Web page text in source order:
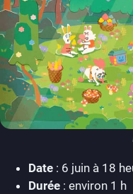
Date : 6 juin à 18
Durée : environ 1 h